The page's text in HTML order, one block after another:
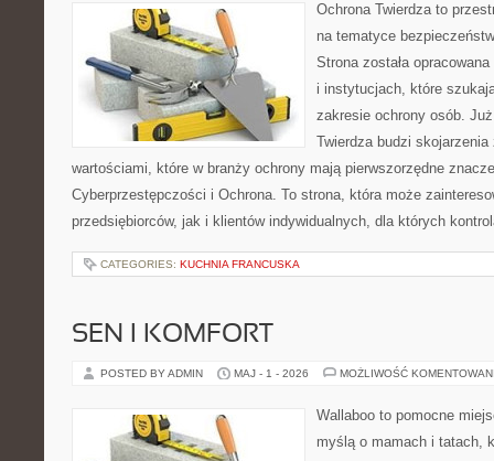
Ochrona Twierdza to
na tematyce
Strona została
i instytucjach, które
zakresie ochrony osób.
Twierdza budzi
wartościami, które w branży ochrony mają pierwszorzędne
Cyberprzestępczości i Ochrona. To strona, która może
przedsiębiorców, jak i klientów indywidualnych, dla których
CATEGORIES: KUCHNIA FRANCUSKA
SEN I KOMFORT
POSTED BY ADMIN MAJ - 1 - 2026 MOŻLIWOŚĆ
Wallaboo to pomocne
myślą o mamach i tatach,